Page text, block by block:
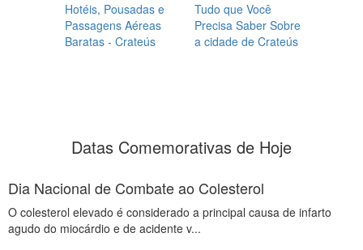
Hotéis, Pousadas e
Passagens Aéreas
Baratas - Crateús
Tudo que Você
Precisa Saber Sobre
a cidade de Crateús
Datas Comemorativas de Hoje
Dia Nacional de Combate ao Colesterol
O colesterol elevado é considerado a principal causa de infarto
agudo do miocárdio e de acidente v...